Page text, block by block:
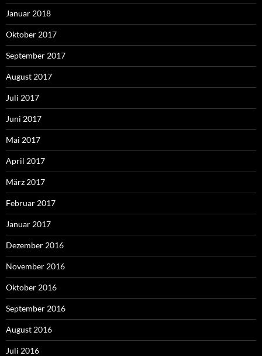
Januar 2018
Oktober 2017
September 2017
August 2017
Juli 2017
Juni 2017
Mai 2017
April 2017
März 2017
Februar 2017
Januar 2017
Dezember 2016
November 2016
Oktober 2016
September 2016
August 2016
Juli 2016